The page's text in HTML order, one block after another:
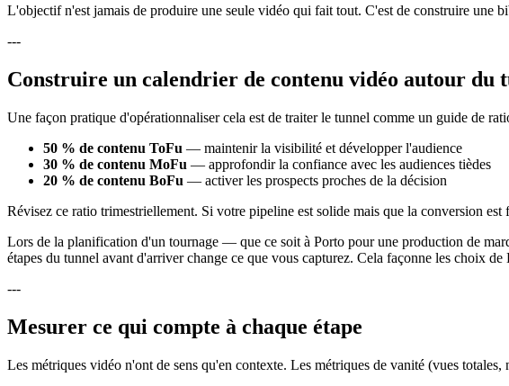
L'objectif n'est jamais de produire une seule vidéo qui fait tout. C'est de construire une
---
Construire un calendrier de contenu vidéo autour du
Une façon pratique d'opérationnaliser cela est de traiter le tunnel comme un guide de
50 % de contenu ToFu — maintenir la visibilité et développer l'audience
30 % de contenu MoFu — approfondir la confiance avec les audiences tièdes
20 % de contenu BoFu — activer les prospects proches de la décision
Révisez ce ratio trimestriellement. Si votre pipeline est solide mais que la conversion
Lors de la planification d'un tournage — que ce soit à Porto pour une production de
étapes du tunnel avant d'arriver change ce que vous capturez. Cela façonne les choix
---
Mesurer ce qui compte à chaque étape
Les métriques vidéo n'ont de sens qu'en contexte. Les métriques de vanité (vues